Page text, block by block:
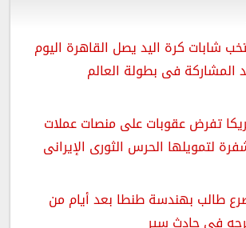
شابات كرة اليد يصل القاهرة اليوم
المشاركة فى بطولة العالم
تفرض عقوبات على منصات عملات
لتمويلها الحرس الثورى الإيرانى
طالب بهندسة طنطا بعد أيام من